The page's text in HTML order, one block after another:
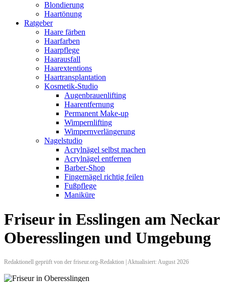
Blondierung
Haartönung
Ratgeber
Haare färben
Haarfarben
Haarpflege
Haarausfall
Haarextentions
Haartransplantation
Kosmetik-Studio
Augenbrauenlifting
Haarentfernung
Permanent Make-up
Wimpernlifting
Wimpernverlängerung
Nagelstudio
Acrylnägel selbst machen
Acrylnägel entfernen
Barber-Shop
Fingernägel richtig feilen
Fußpflege
Maniküre
Friseur in Esslingen am Neckar
Oberesslingen und Umgebung
Redaktionell geprüft von der friseur.org-Redaktion | Aktualisiert: August 2026